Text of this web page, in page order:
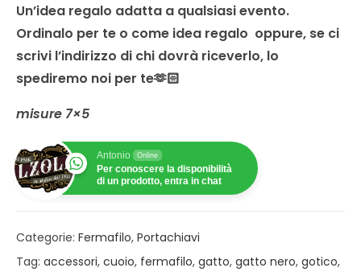
Un’idea regalo adatta a qualsiasi evento.
Ordinalo per te o come idea regalo oppure, se ci
scrivi l’indirizzo di chi dovrà riceverlo, lo
spediremo noi per te🫶🏻
misure 7×5
Antonio Online
Per conoscere la disponibilità
di un prodotto, entra in chat
Categorie: Fermafilo, Portachiavi
Tag: accessori, cuoio, fermafilo, gatto, gatto nero, gotico,